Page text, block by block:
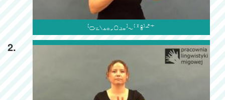

2.